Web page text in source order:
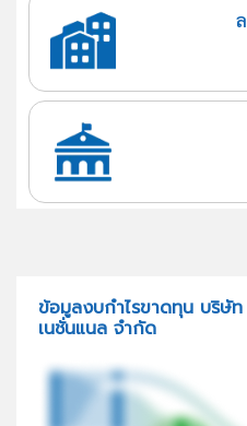
ข้อมูลงบกำไรขาดทุน บริษั
เนชั่นแนล จำกัด